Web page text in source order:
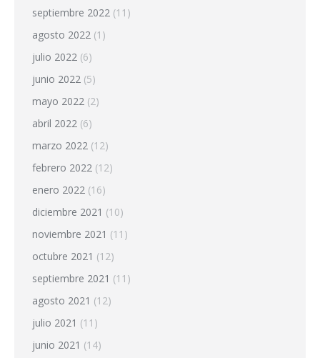
septiembre 2022 (11)
agosto 2022 (1)
julio 2022 (6)
junio 2022 (5)
mayo 2022 (2)
abril 2022 (6)
marzo 2022 (12)
febrero 2022 (12)
enero 2022 (16)
diciembre 2021 (10)
noviembre 2021 (11)
octubre 2021 (12)
septiembre 2021 (11)
agosto 2021 (12)
julio 2021 (11)
junio 2021 (14)